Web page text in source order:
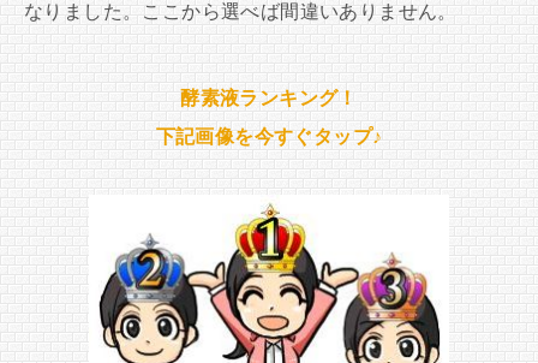
なりました。ここから選べば間違いありません。
酵素液ランキング！
下記画像を今すぐタップ♪